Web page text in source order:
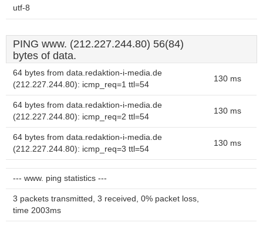
utf-8
PING www. (212.227.244.80) 56(84)
bytes of data.
64 bytes from data.redaktion-i-media.de
(212.227.244.80): icmp_req=1 ttl=54
130 ms
64 bytes from data.redaktion-i-media.de
(212.227.244.80): icmp_req=2 ttl=54
130 ms
64 bytes from data.redaktion-i-media.de
(212.227.244.80): icmp_req=3 ttl=54
130 ms
--- www. ping statistics ---
3 packets transmitted, 3 received, 0% packet loss,
time 2003ms